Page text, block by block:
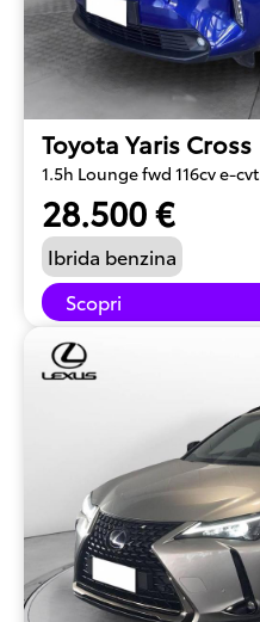
Toyota Yaris Cross
1.5h Lounge fwd 116cv e-cvt
28.500 €
Ibrida benzina
Scopri